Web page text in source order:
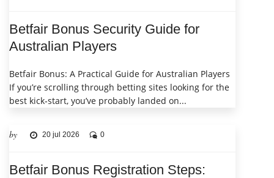
Betfair Bonus Security Guide for
Australian Players
Betfair Bonus: A Practical Guide for Australian Players
If you’re scrolling through betting sites looking for the
best kick‑start, you’ve probably landed on...
by 20 jul 2026 0
Betfair Bonus Registration Steps: